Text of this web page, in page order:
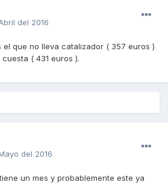
del 2016
que no lleva catalizador ( 357 euros )
( 431 euros ).
del 2016
un mes y probablemente este ya